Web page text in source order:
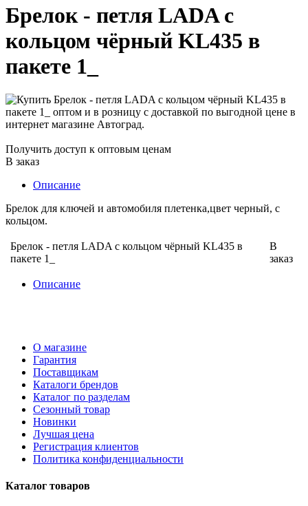
Брелок - петля LADA с
кольцом чёрный KL435 в
пакете 1_
Получить доступ к оптовым ценам
В заказ
Описание
Брелок для ключей и автомобиля плетенка,цвет черный, с
кольцом.
Брелок - петля LADA с кольцом чёрный KL435 в
пакете 1_
В
заказ
Описание
О магазине
Гарантия
Поставщикам
Каталоги брендов
Каталог по разделам
Сезонный товар
Новинки
Лучшая цена
Регистрация клиентов
Политика конфиденциальности
Каталог товаров